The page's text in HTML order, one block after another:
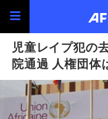
児童レイプ犯の
院通過 人権団体